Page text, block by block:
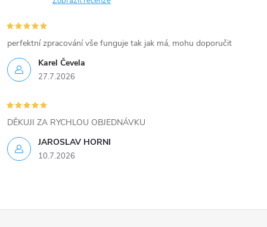
Karel Čevela
27.7.2026
perfektní zpracování vše funguje tak jak má, mohu doporučit
JAROSLAV HORNI
10.7.2026
DĚKUJI ZA RYCHLOU OBJEDNÁVKU